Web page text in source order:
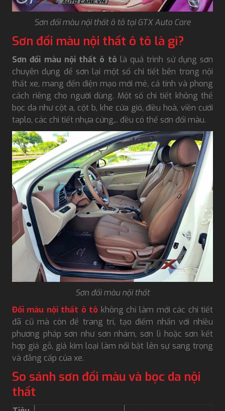
Sơn đổi màu nội thất ô tô tại GTX Auto Care
Sơn đổi màu nội thất ô tô là gì?
Sơn đổi màu nội thất ô tô là quá trình sử dụng sơn
chuyên dụng để sơn lại một số chi tiết bên trong nội
thất xe, mang đến diện mạo mới mẻ, cá tính và phong
cách riêng cho người dùng. Một số chi tiết không thể
bọc da như cột a, cột b, khe cửa gió, điều hoà, viền cưới
taplo, các chi tiết nhựa cứng,.. đều có thể sơn đổi màu.
Sơn đổi màu nội thất
Đổi màu nội thất ô tô không chỉ làm mới các chi tiết
đã cũ mà còn để trang trí, tạo điểm nhấn với nhiều
phương pháp sơn như sơn nhám, sơn lì hoặc sơn kết
hợp giả gỗ, giả kim loại làm nổi bật lên sự sang trọng
và đẳng cấp của xe.
So sánh sơn đổi màu và bọc da nội
thất